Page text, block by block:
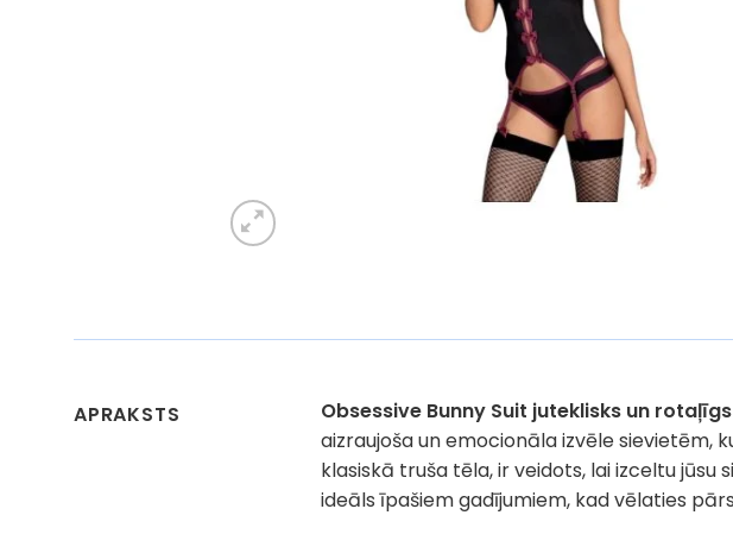
APRAKSTS Obsessive Bunny Suit juteklisks un
aizraujoša un emocionāla izvēle sievietēm,
klasiskā truša tēla, ir veidots, lai izceltu jūsu
ideāls īpašiem gadījumiem, kad vēlaties